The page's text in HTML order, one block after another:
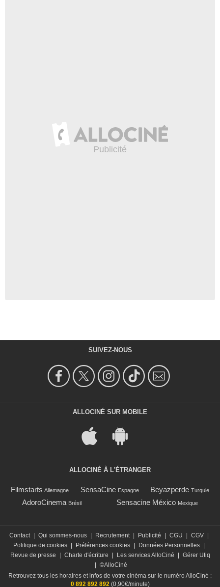
SUIVEZ-NOUS
ALLOCINÉ SUR MOBILE
ALLOCINÉ À L'ÉTRANGER
Filmstarts Allemagne SensaCine Espagne Beyazperde Turquie
AdoroCinema Brésil Sensacine México Mexique
Contact | Qui sommes-nous | Recrutement | Publicité | CGU | CGV |
Politique de cookies | Préférences cookies | Données Personnelles |
Revue de presse
| Charte d'écriture | Les services AlloCiné | Gérer Utiq
| ©AlloCiné
Retrouvez tous les horaires et infos de votre cinéma sur le numéro AlloCiné :
0 892 892 892 (0,90€/minute)